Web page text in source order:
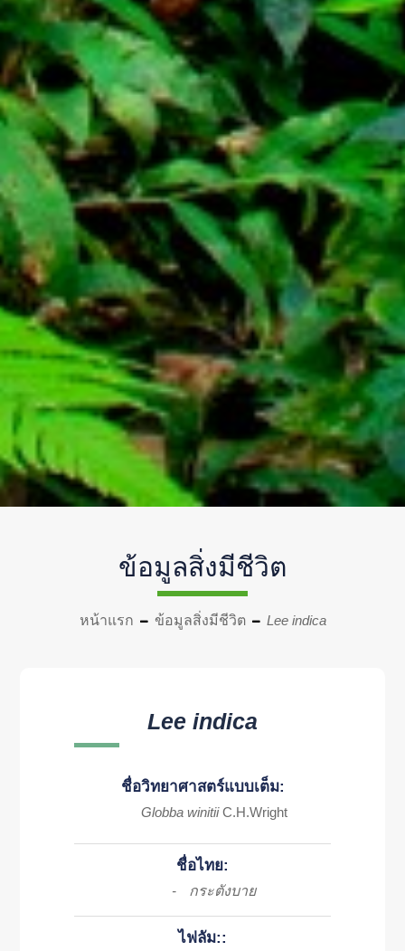
ข้อมูลสิ่งมีชีวิต
หน้าแรก ข้อมูลสิ่งมีชีวิต Lee indica
Lee indica
ชื่อวิทยาศาสตร์แบบเต็ม:
Globba winitii C.H.Wright
ชื่อไทย:
- กระตังบาย
ไฟลัม::